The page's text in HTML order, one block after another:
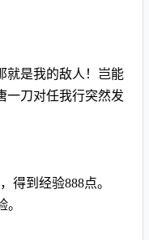
就是我的敌人！岂能
一刀对任我行突然发
得到经验888点。